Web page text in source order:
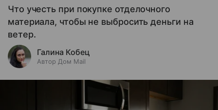
Что учесть при покупке отделочного
материала, чтобы не выбросить деньги на
ветер.
Галина Кобец
Автор Дом Mail